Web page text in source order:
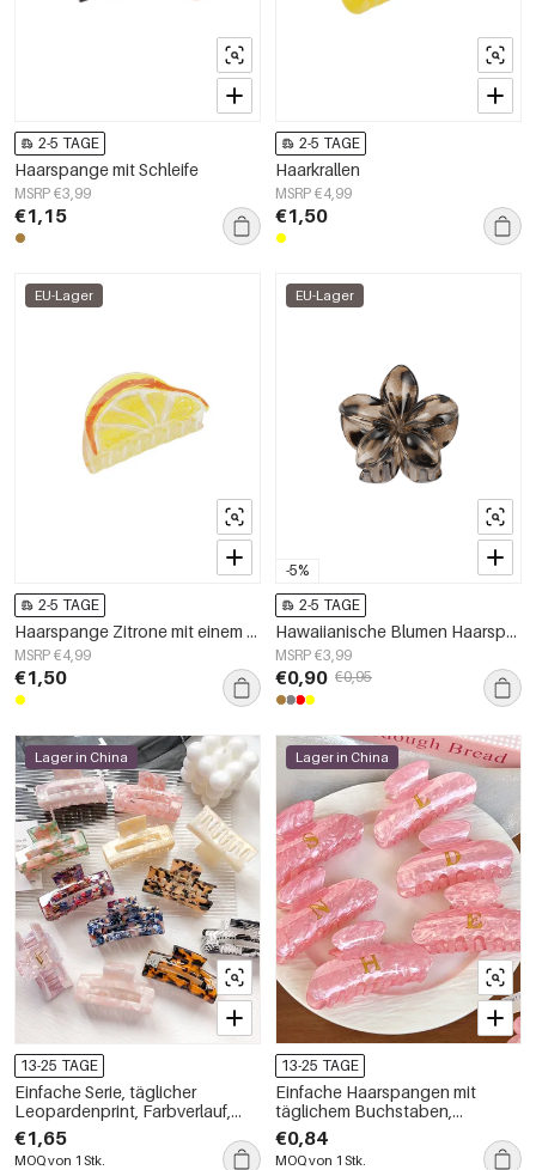
2-5 TAGE
Haarspange mit Schleife
MSRP €3,99
€1,15
2-5 TAGE
Haarkrallen
MSRP €4,99
€1,50
EU-Lager
2-5 TAGE
Haarspange Zitrone mit einem Hauch von Orange
MSRP €4,99
€1,50
-5%
EU-Lager
2-5 TAGE
Hawaiianische Blumen Haarspange
MSRP €3,99
€0,90 €0,95
Lager in China
13-25 TAGE
Einfache Serie, täglicher
Leopardenprint, Farbverlauf,
Acetat-Haarkrallen
€1,65
MOQ von 1 Stk.
Lager in China
13-25 TAGE
Einfache Haarspangen mit
täglichem Buchstaben,
einfarbig, Farbverlauf, Acryl,
Unisex.
€0,84
MOQ von 1 Stk.